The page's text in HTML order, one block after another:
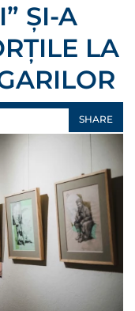
ȘI-A
LA
SHARE